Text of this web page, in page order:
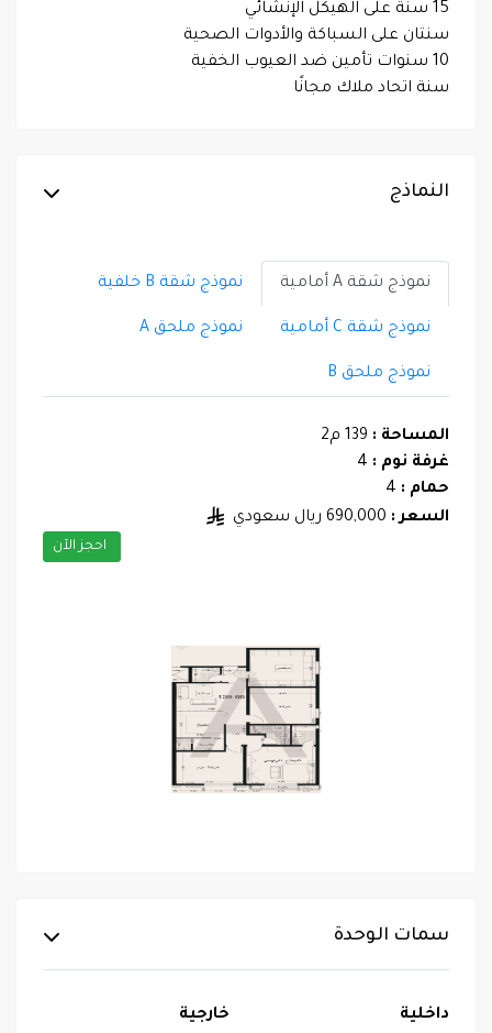
15 سنة على الهيكل الإنشائي
سنتان على السباكة والأدوات الصحية
10 سنوات تأمين ضد العيوب الخفية
سنة اتحاد ملاك مجانًا
النماذج
نموذج شقة A أمامية نموذج شقة B خلفية
نموذج شقة C أمامية نموذج ملحق A
نموذج ملحق B
المساحة : 139 م2
غرفة نوم : 4
حمام : 4
السعر : 690,000 ريال سعودي
احجز الآن
سمات الوحدة
داخلية خارجية